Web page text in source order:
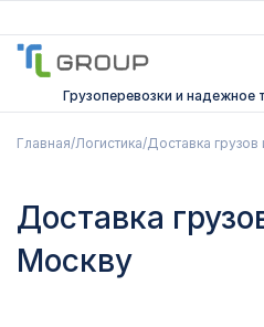
Грузоперевозки и
Главная/Логистика/Доставка
Доставка
Москву